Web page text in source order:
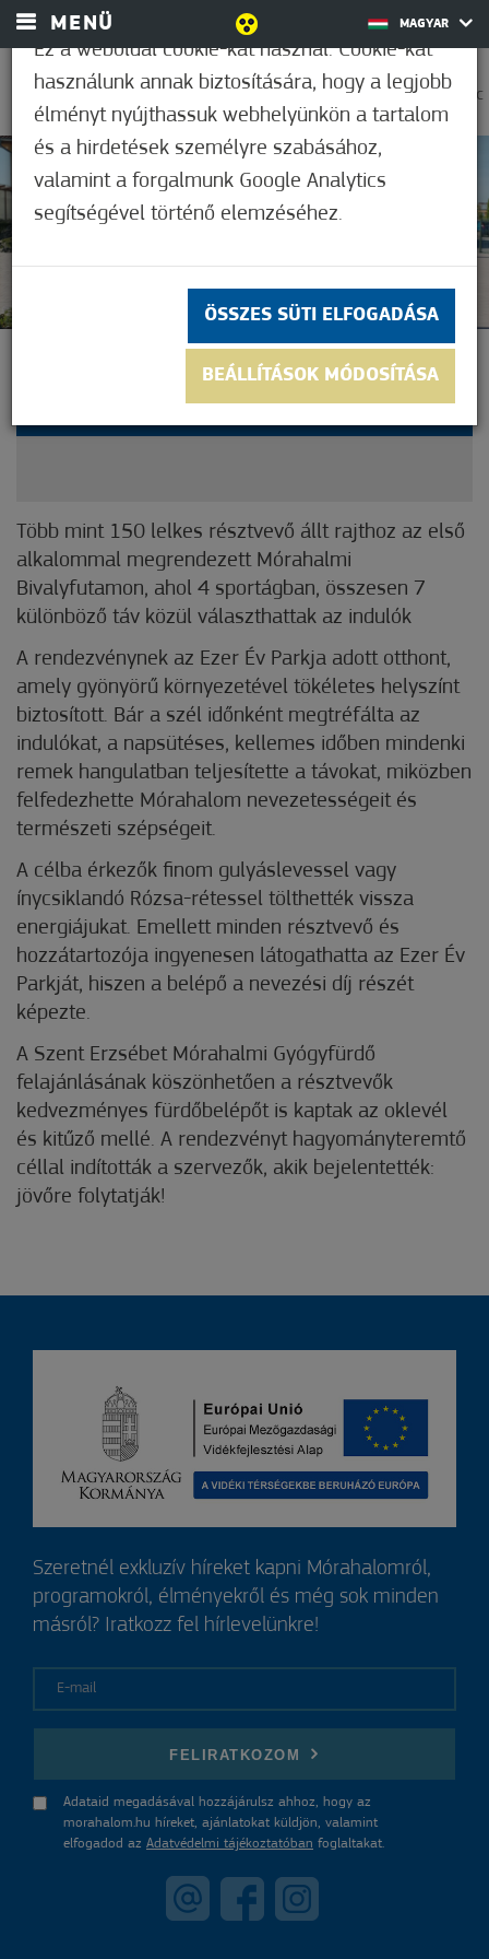
MENÜ MAGYAR
0
18,9°C
Nem értékelt
SIKERESEN LEZAJLOTT A
MÓRAHALMI BIVALYFUTAM
Több mint 150 lelkes résztvevő állt rajthoz az első
alkalommal megrendezett Mórahalmi
Bivalyfutamon, ahol 4 sportágban, összesen 7
különböző táv közül választhattak az indulók
A rendezvénynek az Ezer Év Parkja adott otthont,
amely gyönyörű környezetével tökéletes helyszínt
biztosított. Bár a szél időnként megtréfálta az
indulókat, a napsütéses, kellemes időben mindenki
remek hangulatban teljesítette a távokat, miközben
felfedezhette Mórahalom nevezetességeit és
természeti szépségeit.
A célba érkezők finom gulyáslevessel vagy
ínycsiklandó Rózsa-rétessel tölthették vissza
energiájukat. Emellett minden résztvevő és
hozzátartozója ingyenesen látogathatta az Ezer Év
Parkját, hiszen a belépő a nevezési díj részét
képezte.
A Szent Erzsébet Mórahalmi Gyógyfürdő
felajánlásának köszönhetően a résztvevők
kedvezményes fürdőbelépőt is kaptak az oklevél
és kitűző mellé. A rendezvényt hagyományteremtő
céllal indították a szervezők, akik bejelentették:
jövőre folytatják!
Ez a weboldal cookie-kat használ. Cookie-kat
használunk annak biztosítására, hogy a legjobb
élményt nyújthassuk webhelyünkön a tartalom
és a hirdetések személyre szabásához,
valamint a forgalmunk Google Analytics
segítségével történő elemzéséhez.
ÖSSZES SÜTI ELFOGADÁSA
BEÁLLÍTÁSOK MÓDOSÍTÁSA
Szeretnél exkluzív híreket kapni Mórahalomról,
programokról, élményekről és még sok minden
másról? Iratkozz fel hírlevelünkre!
FELIRATKOZOM
Adataid megadásával hozzájárulsz ahhoz, hogy az
morahalom.hu híreket, ajánlatokat küldjön, valamint
elfogadod az Adatvédelmi tájékoztatóban foglaltakat.